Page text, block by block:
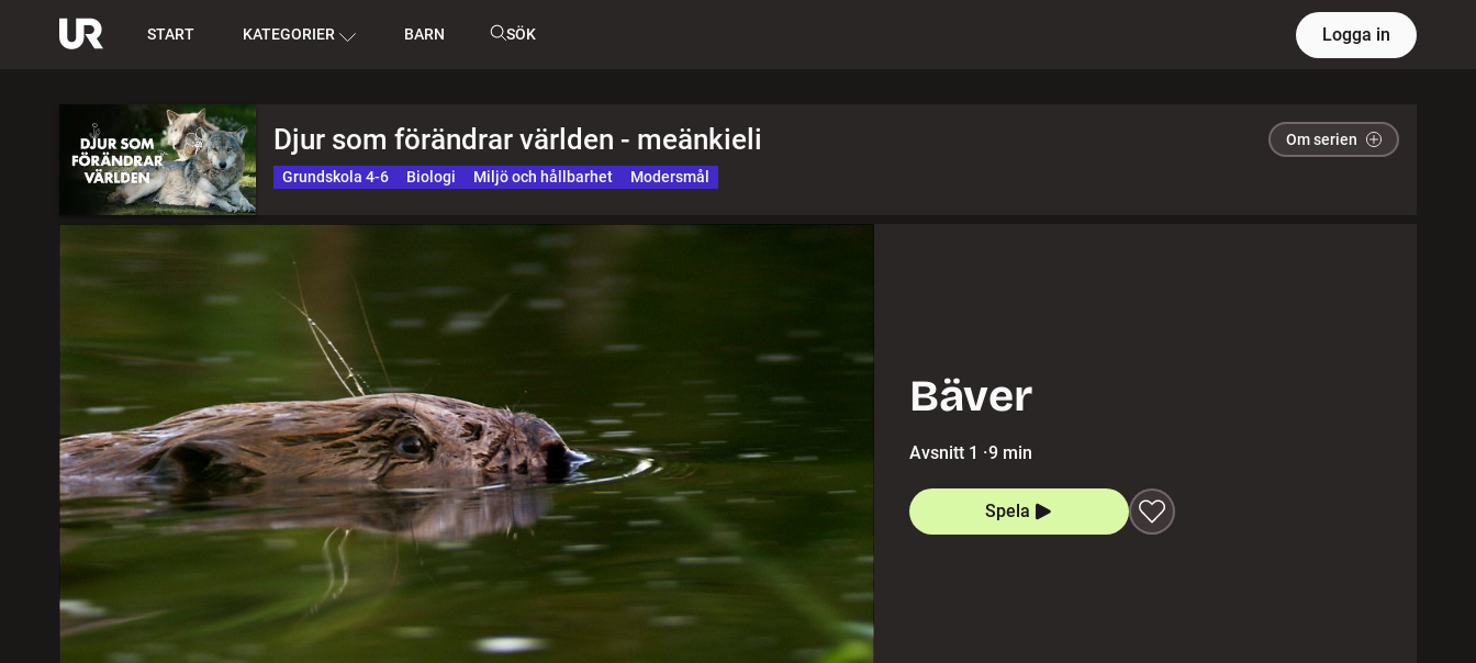
START KATEGORIER BARN SÖK Logga in
Djur som förändrar världen - meänkieli Om serien
Grundskola 4-6 Biologi Miljö och hållbarhet Modersmål
Bäver
Avsnitt 1 ·9 min
Spela